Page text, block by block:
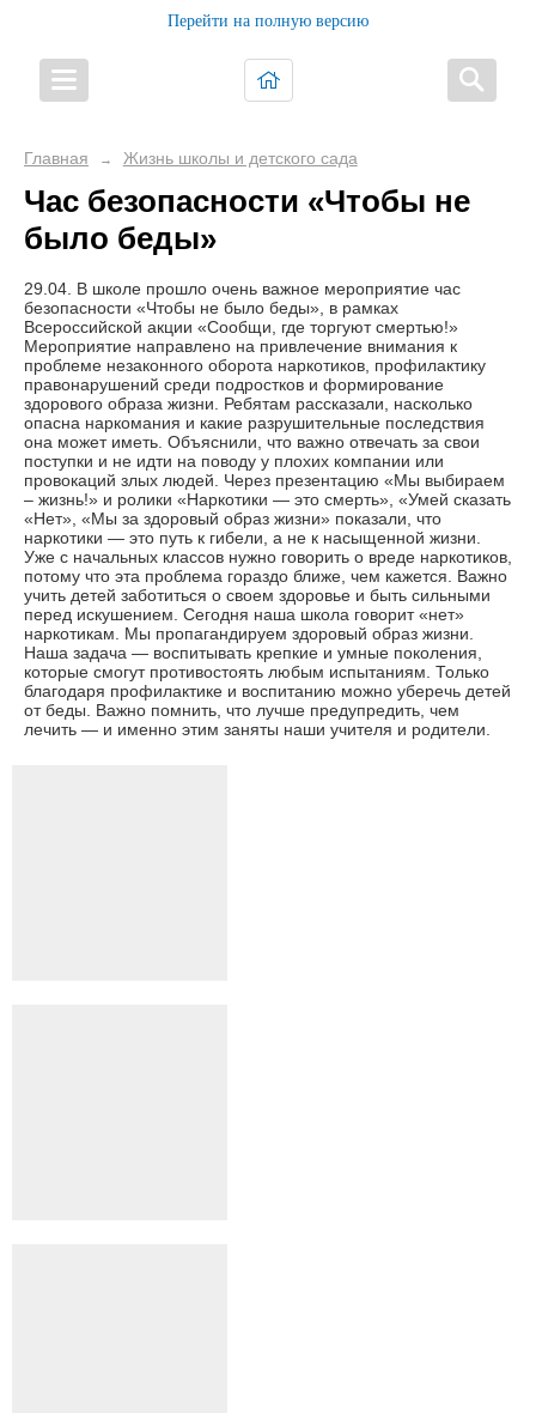
Перейти на полную версию
Главная → Жизнь школы и детского сада
Час безопасности «Чтобы не
было беды»
29.04. В школе прошло очень важное мероприятие час
безопасности «Чтобы не было беды», в рамках
Всероссийской акции «Сообщи, где торгуют смертью!»
Мероприятие направлено на привлечение внимания к
проблеме незаконного оборота наркотиков, профилактику
правонарушений среди подростков и формирование
здорового образа жизни. Ребятам рассказали, насколько
опасна наркомания и какие разрушительные последствия
она может иметь. Объяснили, что важно отвечать за свои
поступки и не идти на поводу у плохих компании или
провокаций злых людей. Через презентацию «Мы выбираем
– жизнь!» и ролики «Наркотики — это смерть», «Умей сказать
«Нет», «Мы за здоровый образ жизни» показали, что
наркотики — это путь к гибели, а не к насыщенной жизни.
Уже с начальных классов нужно говорить о вреде наркотиков,
потому что эта проблема гораздо ближе, чем кажется. Важно
учить детей заботиться о своем здоровье и быть сильными
перед искушением. Сегодня наша школа говорит «нет»
наркотикам. Мы пропагандируем здоровый образ жизни.
Наша задача — воспитывать крепкие и умные поколения,
которые смогут противостоять любым испытаниям. Только
благодаря профилактике и воспитанию можно уберечь детей
от беды. Важно помнить, что лучше предупредить, чем
лечить — и именно этим заняты наши учителя и родители.